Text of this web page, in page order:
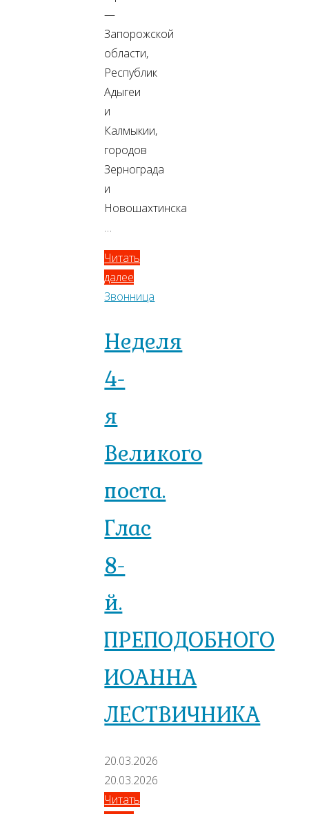
—
Запорожской
области,
Республик
Адыгеи
и
Калмыкии,
городов
Зернограда
и
Новошахтинска
…
Читать
далее
Звонница
Неделя
4-
я
Великого
поста.
Глас
8-
й.
ПРЕПОДОБНОГО
ИОАННА
ЛЕСТВИЧНИКА
20.03.2026
20.03.2026
Читать